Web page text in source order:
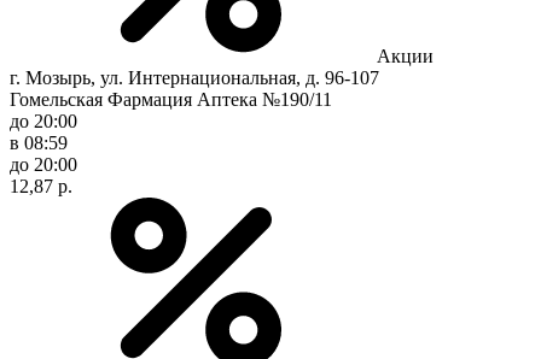
Акции
г. Мозырь, ул. Интернациональная, д. 96-107
Гомельская Фармация Аптека №190/11
до 20:00
в 08:59
до 20:00
12,87 р.